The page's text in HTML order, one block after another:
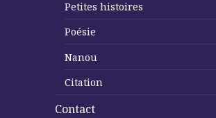
Petites histoires
Poésie
Nanou
Citation
Contact